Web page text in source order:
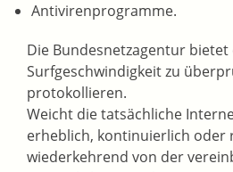
Antivirenprogramme.
Die Bundesnetzagentur
Surfgeschwindigkeit zu
protokollieren.
Weicht die tatsächliche
erheblich, kontinuierlich oder
wiederkehrend von der